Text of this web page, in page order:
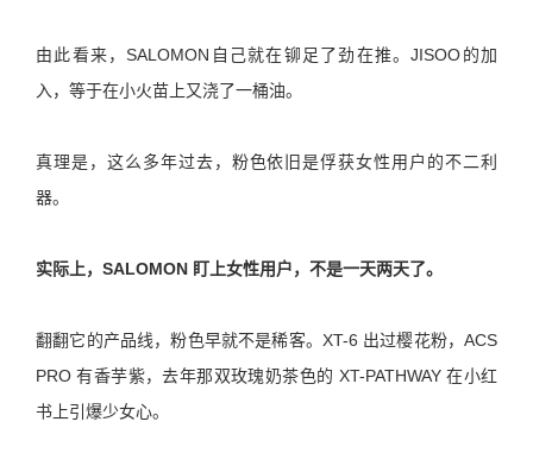
由此看来，SALOMON自己就在铆足了劲在推。JISOO的加
入，等于在小火苗上又浇了一桶油。
真理是，这么多年过去，粉色依旧是俘获女性用户的不二利
器。
实际上，SALOMON 盯上女性用户，不是一天两天了。
翻翻它的产品线，粉色早就不是稀客。XT-6 出过樱花粉，ACS
PRO 有香芋紫，去年那双玫瑰奶茶色的 XT-PATHWAY 在小红
书上引爆少女心。